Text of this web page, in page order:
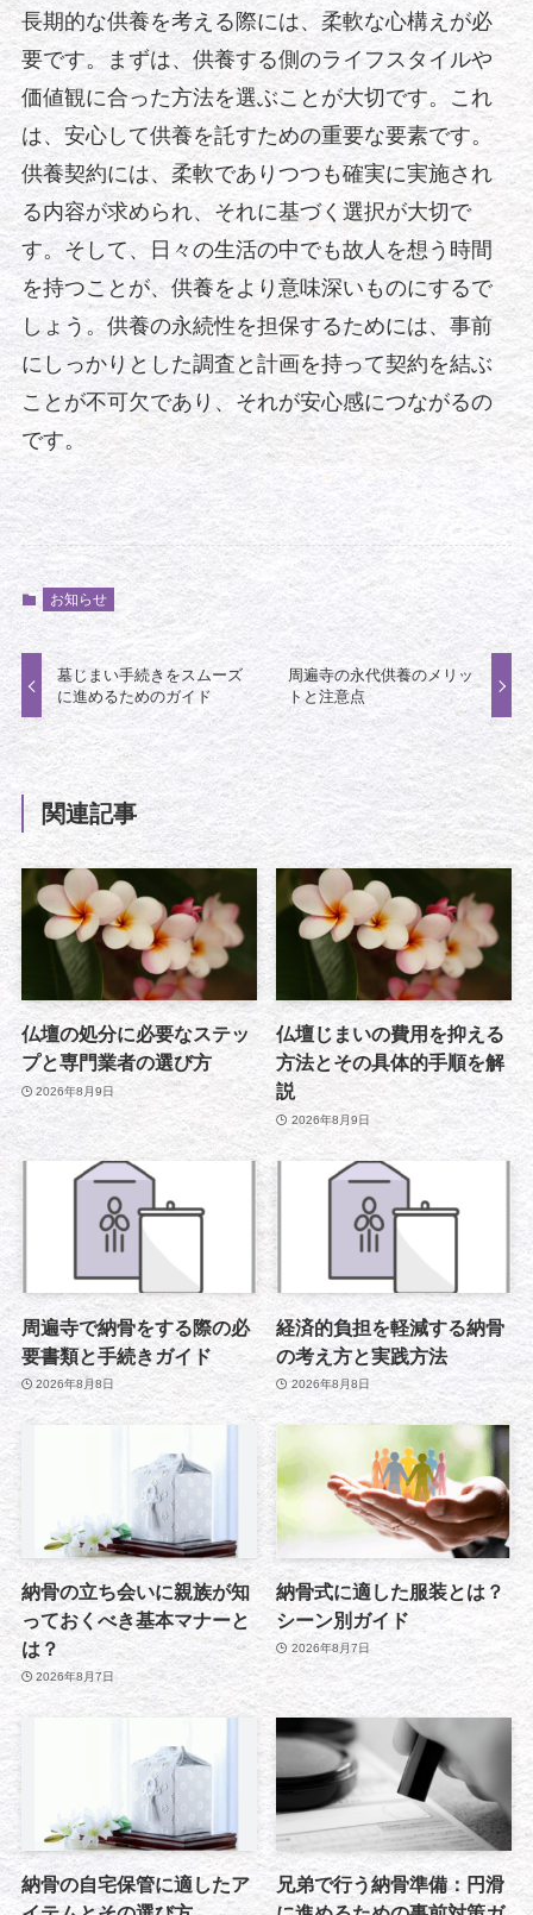
長期的な供養を考える際には、柔軟な心構えが必
要です。まずは、供養する側のライフスタイルや
価値観に合った方法を選ぶことが大切です。これ
は、安心して供養を託すための重要な要素です。
供養契約には、柔軟でありつつも確実に実施され
る内容が求められ、それに基づく選択が大切で
す。そして、日々の生活の中でも故人を想う時間
を持つことが、供養をより意味深いものにするで
しょう。供養の永続性を担保するためには、事前
にしっかりとした調査と計画を持って契約を結ぶ
ことが不可欠であり、それが安心感につながるの
です。
お知らせ
墓じまい手続きをスムーズ
に進めるためのガイド
周遍寺の永代供養のメリッ
トと注意点
関連記事
仏壇の処分に必要なステッ
プと専門業者の選び方
2026年8月9日
仏壇じまいの費用を抑える
方法とその具体的手順を解
説
2026年8月9日
周遍寺で納骨をする際の必
要書類と手続きガイド
2026年8月8日
経済的負担を軽減する納骨
の考え方と実践方法
2026年8月8日
納骨の立ち会いに親族が知
っておくべき基本マナーと
は？
2026年8月7日
納骨式に適した服装とは？
シーン別ガイド
2026年8月7日
納骨の自宅保管に適したア
兄弟で行う納骨準備：円滑